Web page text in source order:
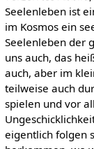
Seelenleben ist
im Kosmos ein
Seelenleben der
uns auch, das
auch, aber im
teilweise auch
spielen und vor
eigentlich folgen